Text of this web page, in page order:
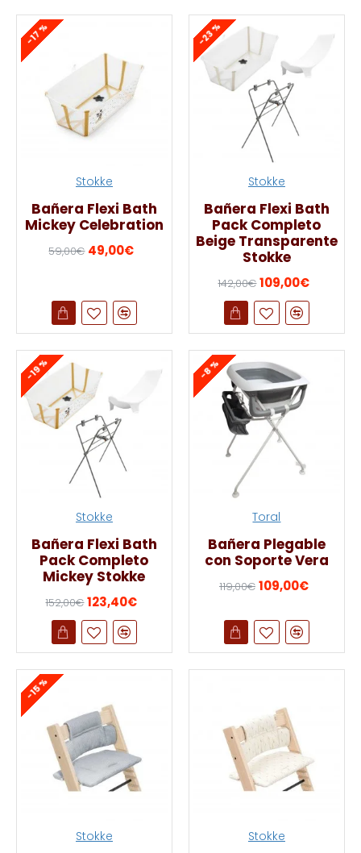
-17 %
Stokke
Bañera Flexi Bath
Mickey Celebration
59,00€ 49,00€
-23 %
Stokke
Bañera Flexi Bath
Pack Completo
Beige Transparente
Stokke
142,00€ 109,00€
-19 %
Stokke
Bañera Flexi Bath
Pack Completo
Mickey Stokke
152,00€ 123,40€
-8 %
Toral
Bañera Plegable
con Soporte Vera
119,00€ 109,00€
-15 %
Stokke Stokke